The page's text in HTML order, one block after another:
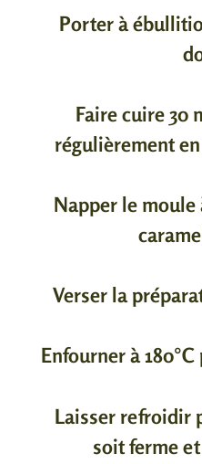
Porter à
Faire cuire 30
régulièrement
Napper le moule
Verser la
Enfourner à
Laisser refroidir
soit ferme